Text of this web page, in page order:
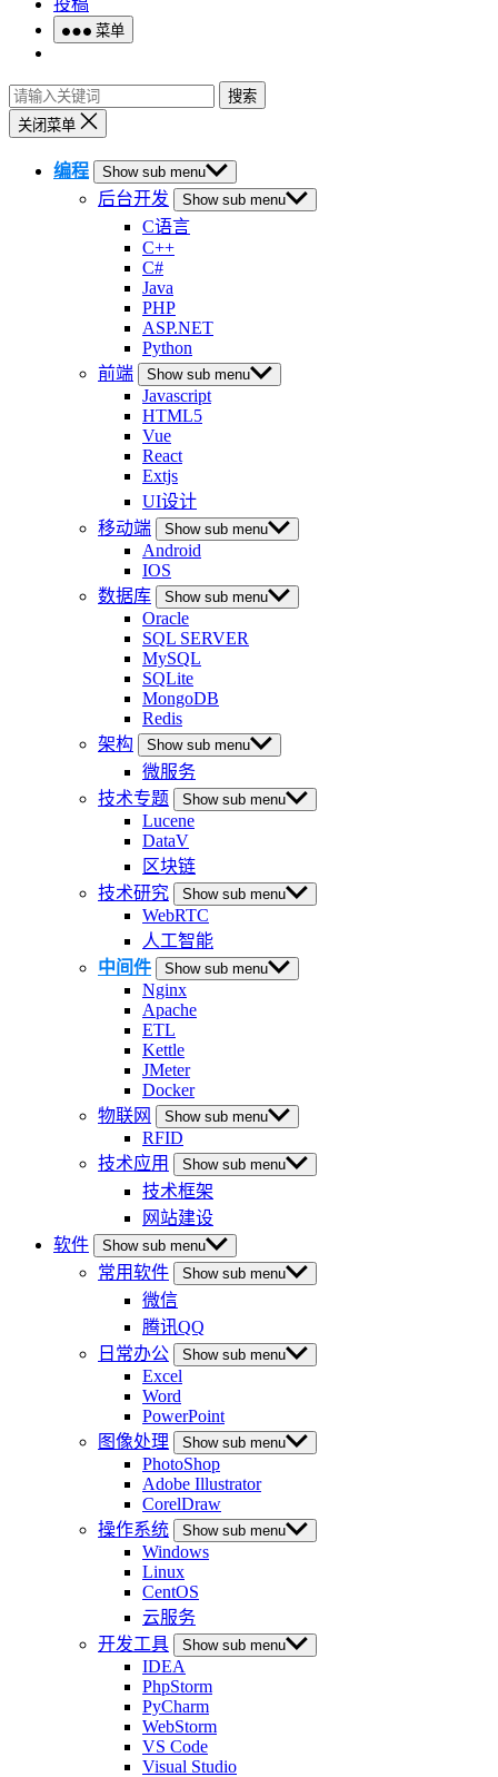
投稿
菜单
搜索
关闭菜单
编程 Show sub menu
后台开发 Show sub menu
C语言
C++
C#
Java
PHP
ASP.NET
Python
前端
Show sub menu
Javascript
HTML5
Vue
React
Extjs
UI设计
移动端
Show sub menu
Android
IOS
数据库
Show sub menu
Oracle
SQL SERVER
MySQL
SQLite
MongoDB
Redis
架构
Show sub menu
微服务
技术专题
Show sub menu
Lucene
DataV
区块链
技术研究
Show sub menu
WebRTC
人工智能
中间件
Show sub menu
Nginx
Apache
ETL
Kettle
JMeter
Docker
物联网
Show sub menu
RFID
技术应用
Show sub menu
技术框架
网站建设
软件
Show sub menu
常用软件 Show sub menu
微信
腾讯QQ
日常办公
Show sub menu
Excel
Word
PowerPoint
图像处理
Show sub menu
PhotoShop
Adobe Illustrator
CorelDraw
操作系统
Show sub menu
Windows
Linux
CentOS
云服务
开发工具
Show sub menu
IDEA
PhpStorm
PyCharm
WebStorm
VS Code
Visual Studio